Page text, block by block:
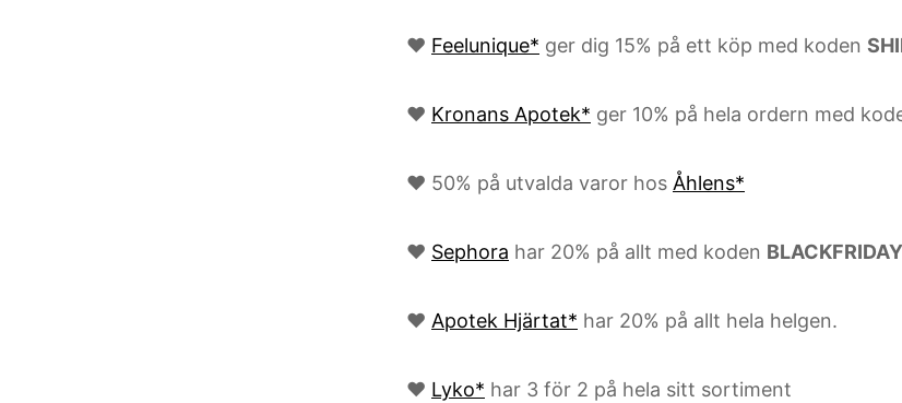
♥ Feelunique* ger dig 15% på ett köp med koden
♥ Kronans Apotek* ger 10% på hela ordern med
♥ 50% på utvalda varor hos Åhlens*
♥ Sephora har 20% på allt med koden BLACKFRIDAY
♥ Apotek Hjärtat* har 20% på allt hela helgen.
♥ Lyko* har 3 för 2 på hela sitt sortiment